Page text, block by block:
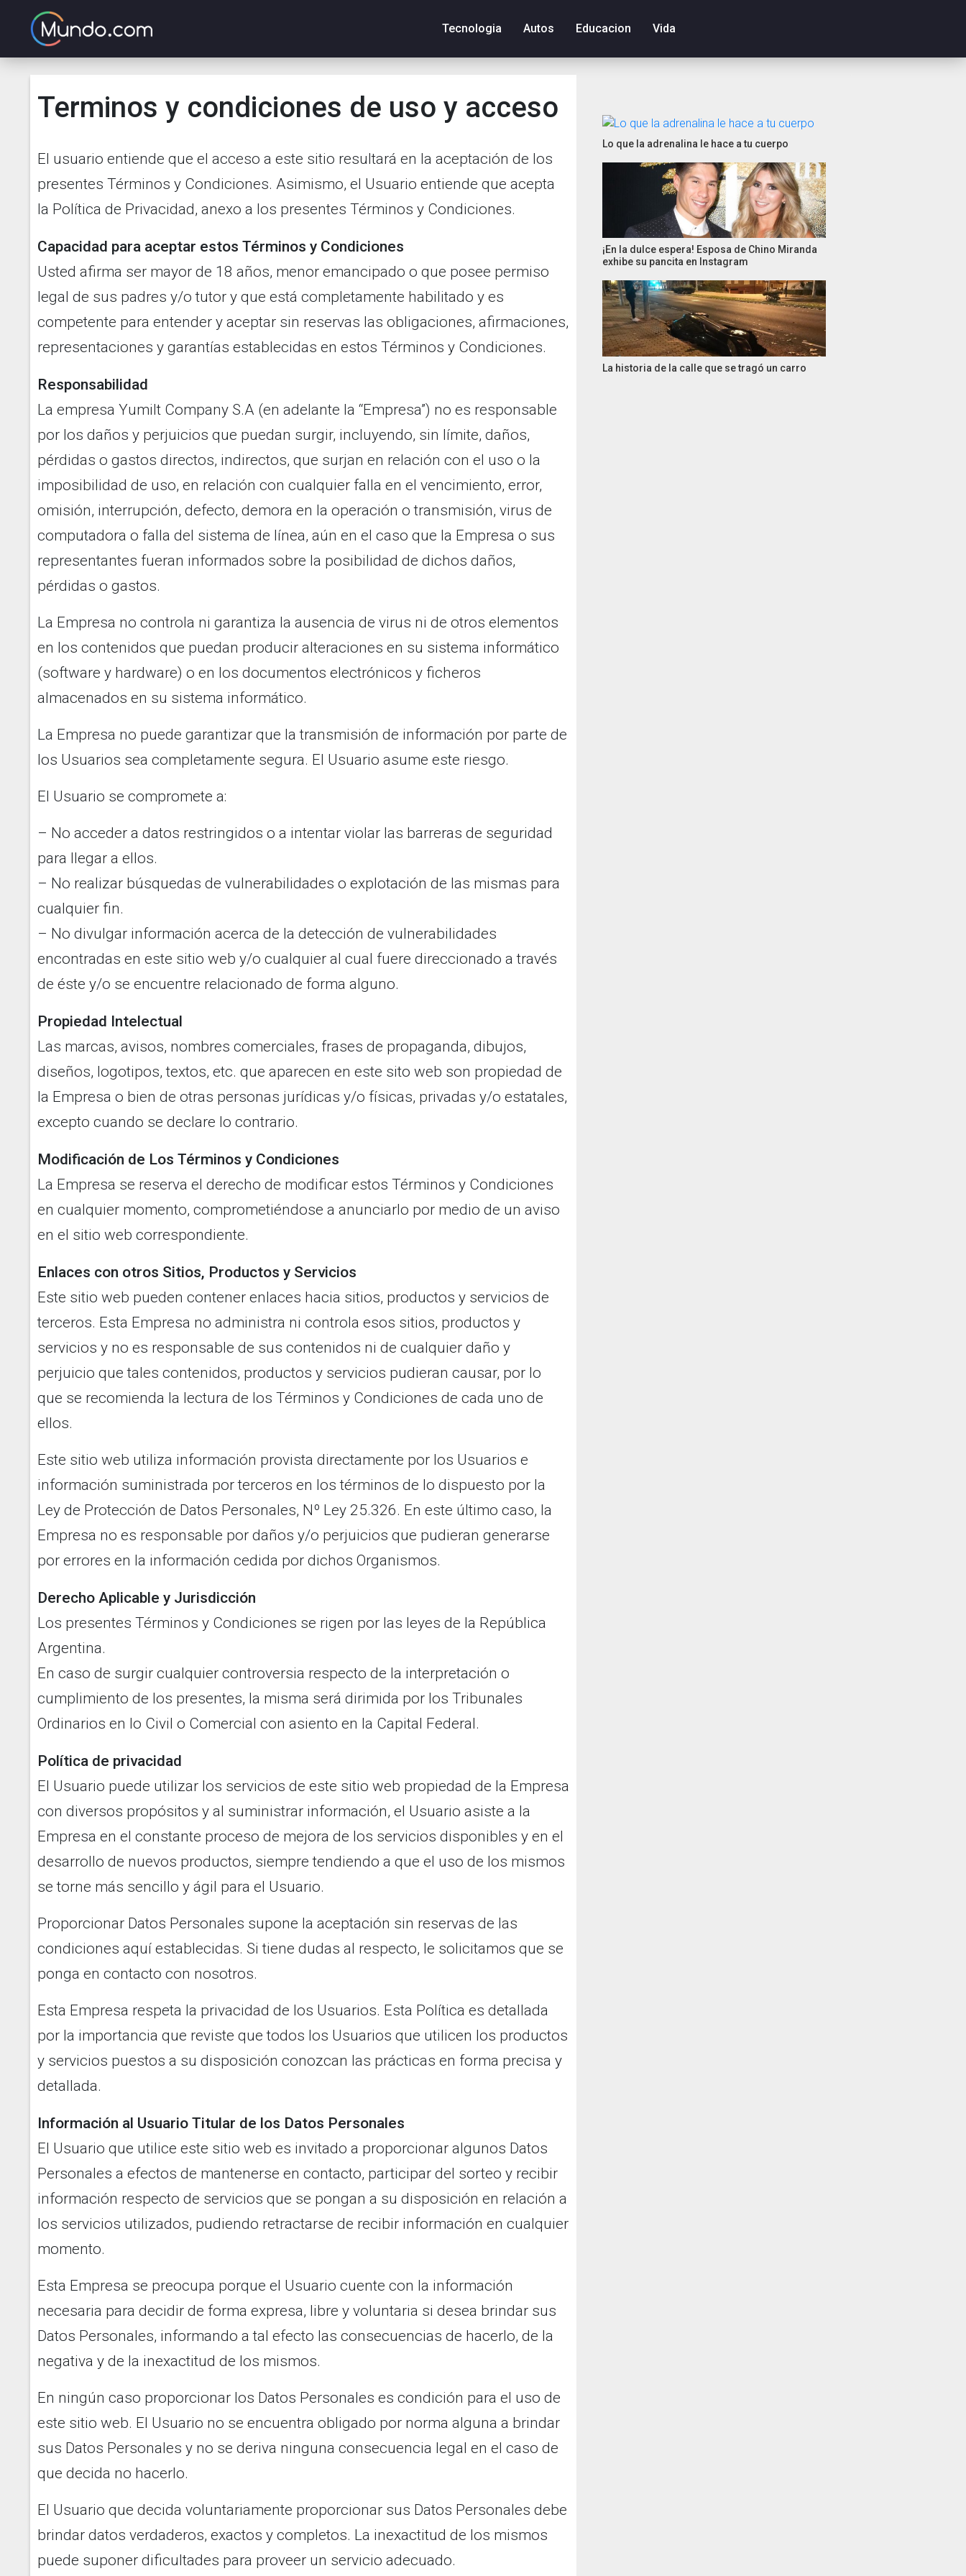
Tecnologia Autos Educacion Vida
Terminos y condiciones de uso y acceso
El usuario entiende que el acceso a este sitio resultará en la aceptación de los
presentes Términos y Condiciones. Asimismo, el Usuario entiende que acepta
la Política de Privacidad, anexo a los presentes Términos y Condiciones.
Capacidad para aceptar estos Términos y Condiciones
Usted afirma ser mayor de 18 años, menor emancipado o que posee permiso
legal de sus padres y/o tutor y que está completamente habilitado y es
competente para entender y aceptar sin reservas las obligaciones, afirmaciones,
representaciones y garantías establecidas en estos Términos y Condiciones.
Responsabilidad
La empresa Yumilt Company S.A (en adelante la “Empresa”) no es responsable
por los daños y perjuicios que puedan surgir, incluyendo, sin límite, daños,
pérdidas o gastos directos, indirectos, que surjan en relación con el uso o la
imposibilidad de uso, en relación con cualquier falla en el vencimiento, error,
omisión, interrupción, defecto, demora en la operación o transmisión, virus de
computadora o falla del sistema de línea, aún en el caso que la Empresa o sus
representantes fueran informados sobre la posibilidad de dichos daños,
pérdidas o gastos.
La Empresa no controla ni garantiza la ausencia de virus ni de otros elementos
en los contenidos que puedan producir alteraciones en su sistema informático
(software y hardware) o en los documentos electrónicos y ficheros
almacenados en su sistema informático.
La Empresa no puede garantizar que la transmisión de información por parte de
los Usuarios sea completamente segura. El Usuario asume este riesgo.
El Usuario se compromete a:
– No acceder a datos restringidos o a intentar violar las barreras de seguridad
para llegar a ellos.
– No realizar búsquedas de vulnerabilidades o explotación de las mismas para
cualquier fin.
– No divulgar información acerca de la detección de vulnerabilidades
encontradas en este sitio web y/o cualquier al cual fuere direccionado a través
de éste y/o se encuentre relacionado de forma alguno.
Propiedad Intelectual
Las marcas, avisos, nombres comerciales, frases de propaganda, dibujos,
diseños, logotipos, textos, etc. que aparecen en este sito web son propiedad de
la Empresa o bien de otras personas jurídicas y/o físicas, privadas y/o estatales,
excepto cuando se declare lo contrario.
Modificación de Los Términos y Condiciones
La Empresa se reserva el derecho de modificar estos Términos y Condiciones
en cualquier momento, comprometiéndose a anunciarlo por medio de un aviso
en el sitio web correspondiente.
Enlaces con otros Sitios, Productos y Servicios
Este sitio web pueden contener enlaces hacia sitios, productos y servicios de
terceros. Esta Empresa no administra ni controla esos sitios, productos y
servicios y no es responsable de sus contenidos ni de cualquier daño y
perjuicio que tales contenidos, productos y servicios pudieran causar, por lo
que se recomienda la lectura de los Términos y Condiciones de cada uno de
ellos.
Este sitio web utiliza información provista directamente por los Usuarios e
información suministrada por terceros en los términos de lo dispuesto por la
Ley de Protección de Datos Personales, Nº Ley 25.326. En este último caso, la
Empresa no es responsable por daños y/o perjuicios que pudieran generarse
por errores en la información cedida por dichos Organismos.
Derecho Aplicable y Jurisdicción
Los presentes Términos y Condiciones se rigen por las leyes de la República
Argentina.
En caso de surgir cualquier controversia respecto de la interpretación o
cumplimiento de los presentes, la misma será dirimida por los Tribunales
Ordinarios en lo Civil o Comercial con asiento en la Capital Federal.
Política de privacidad
El Usuario puede utilizar los servicios de este sitio web propiedad de la Empresa
con diversos propósitos y al suministrar información, el Usuario asiste a la
Empresa en el constante proceso de mejora de los servicios disponibles y en el
desarrollo de nuevos productos, siempre tendiendo a que el uso de los mismos
se torne más sencillo y ágil para el Usuario.
Proporcionar Datos Personales supone la aceptación sin reservas de las
condiciones aquí establecidas. Si tiene dudas al respecto, le solicitamos que se
ponga en contacto con nosotros.
Esta Empresa respeta la privacidad de los Usuarios. Esta Política es detallada
por la importancia que reviste que todos los Usuarios que utilicen los productos
y servicios puestos a su disposición conozcan las prácticas en forma precisa y
detallada.
Información al Usuario Titular de los Datos Personales
El Usuario que utilice este sitio web es invitado a proporcionar algunos Datos
Personales a efectos de mantenerse en contacto, participar del sorteo y recibir
información respecto de servicios que se pongan a su disposición en relación a
los servicios utilizados, pudiendo retractarse de recibir información en cualquier
momento.
Esta Empresa se preocupa porque el Usuario cuente con la información
necesaria para decidir de forma expresa, libre y voluntaria si desea brindar sus
Datos Personales, informando a tal efecto las consecuencias de hacerlo, de la
negativa y de la inexactitud de los mismos.
En ningún caso proporcionar los Datos Personales es condición para el uso de
este sitio web. El Usuario no se encuentra obligado por norma alguna a brindar
sus Datos Personales y no se deriva ninguna consecuencia legal en el caso de
que decida no hacerlo.
El Usuario que decida voluntariamente proporcionar sus Datos Personales debe
brindar datos verdaderos, exactos y completos. La inexactitud de los mismos
puede suponer dificultades para proveer un servicio adecuado.
Lo que la adrenalina le hace a tu cuerpo
¡En la dulce espera! Esposa de Chino Miranda
exhibe su pancita en Instagram
La historia de la calle que se tragó un carro